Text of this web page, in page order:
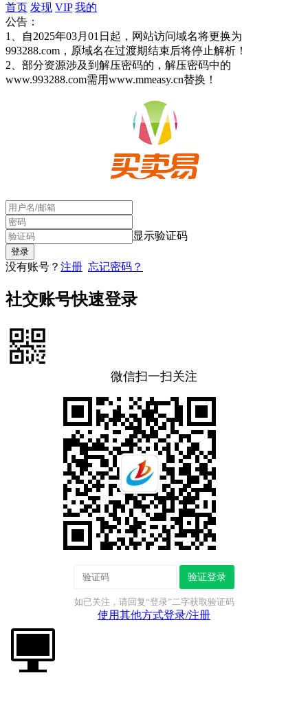
首页 发现 VIP 我的
公告：
1、自2025年03月01日起，网站访问域名将更换为
993288.com，原域名在过渡期结束后将停止解析！
2、部分资源涉及到解压密码的，解压密码中的
www.993288.com需用www.mmeasy.cn替换！
显示验证码
没有账号？ 注册 忘记密码？
社交账号快速登录
微信扫一扫关注
验证登录
如已关注，请回复“登录”二字获取验证码
使用其他方式登录/注册